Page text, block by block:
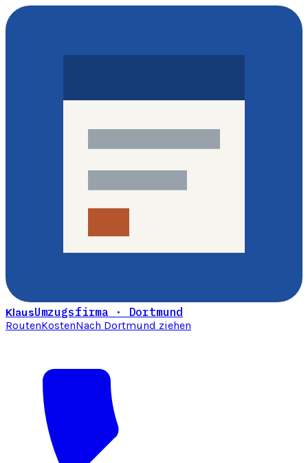
KlausUmzugsfirma · Dortmund
RoutenKostenNach Dortmund ziehen